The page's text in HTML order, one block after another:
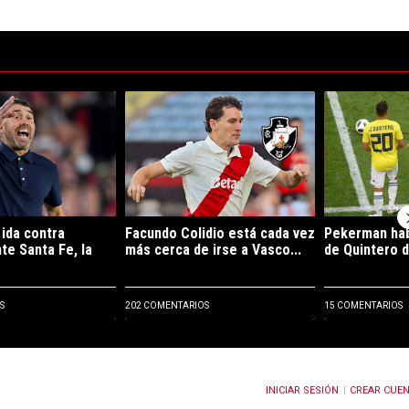
tendencia con el título "A días de la ida contra Independiente Santa
contra
Santa Fe, la
Un artículo de tendencia con el título "Facundo
Facundo Colidio está cada vez
más cerca de irse a Vasco...
202 COMENTARIOS
Un artículo
Pekerman
de Quintero
15 COMENTARIOS
CUANDO SE PUBLIQUEN NUEVOS COMENTARIOSINICIAR SESIÓN CREAR